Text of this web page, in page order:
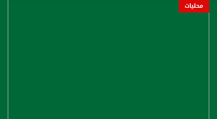
محليات